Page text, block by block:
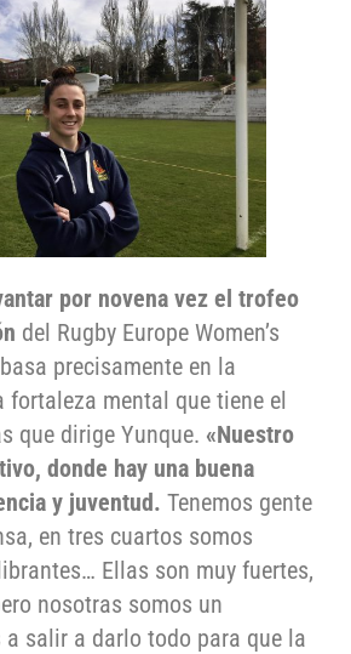
por novena vez el trofeo
del Rugby Europe Women’s
precisamente en la
fortaleza mental que tiene el
que dirige Yunque. «Nuestro
donde hay una buena
y juventud. Tenemos gente
en tres cuartos somos
Ellas son muy fuertes,
nosotras somos un
a salir a darlo todo para que la